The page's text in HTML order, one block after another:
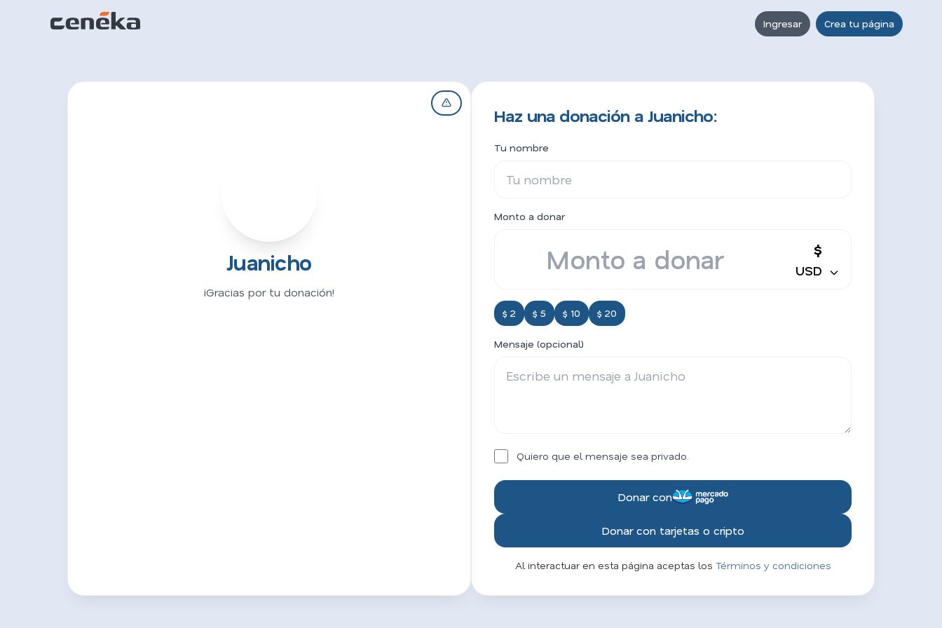
Ingresar Crea tu página
Juanicho
¡Gracias por tu donación!
Haz una donación a Juanicho:
Tu nombre
Monto a donar
$
USD
$ 2 $ 5 $ 10 $ 20
Mensaje (opcional)
Quiero que el mensaje sea privado.
Donar con
Donar con tarjetas o cripto
Al interactuar en esta página aceptas los Términos y condiciones